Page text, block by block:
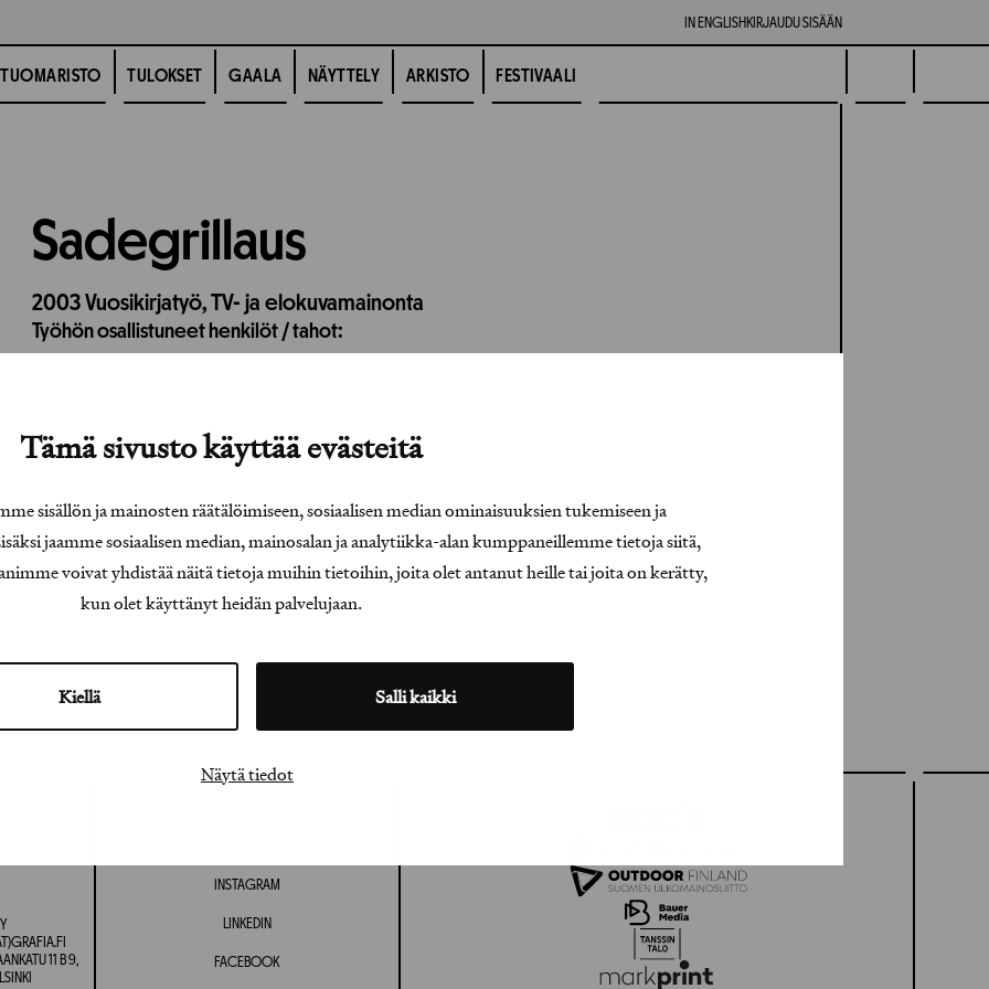
Tämä sivusto käyttää evästeitä
sisällön ja mainosten räätälöimiseen, sosiaalisen median ominaisuuksien tukemiseen ja
jaamme sosiaalisen median, mainosalan ja analytiikka-alan kumppaneillemme tietoja siitä,
voivat yhdistää näitä tietoja muihin tietoihin, joita olet antanut heille tai joita on kerätty,
kun olet käyttänyt heidän palvelujaan.
Kiellä Salli kaikki
Näytä tiedot
IN ENGLISH KIRJAUDU SISÄÄN
TUOMARISTO TULOKSET GAALA NÄYTTELY ARKISTO FESTIVAALI
Sadegrillaus
2003 Vuosikirjatyö,TV- ja elokuvamainonta
Työhön osallistuneet henkilöt / tahot:
11 B 9,
INSTAGRAM
LINKEDIN
FACEBOOK